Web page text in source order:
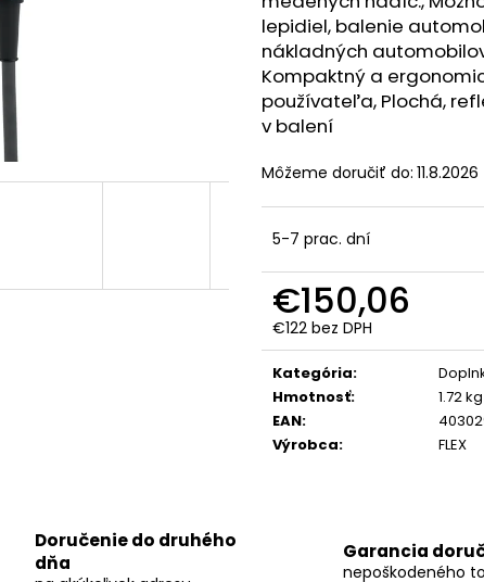
lepidiel, balenie
nákladných
Kompaktný a
používateľa, Plochá,
v balení
Môžeme doručiť do: 11.8.2026
5-7 prac. dní
€150,06
€122 bez DPH
Jednotková
cena:
Kategória:
Hmotnosť:
1.72 kg
EAN:
Výrobca: FLEX
Doručenie do druhého
dňa
Garancia
nepoškodeného
FLEX VLP-HCH SOLO FLEX MADLO SOLO
PRE VLP 18
€294
AP 18/4.0FLEX
18/4.0
€121,77